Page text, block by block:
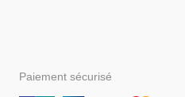
Paiement sécurisé